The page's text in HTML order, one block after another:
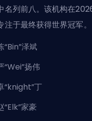
名列前八。该机构在
注于最终获得世界冠军。
“Bin”泽斌
“Wei”扬伟
“knight”丁
“Elk”家豪